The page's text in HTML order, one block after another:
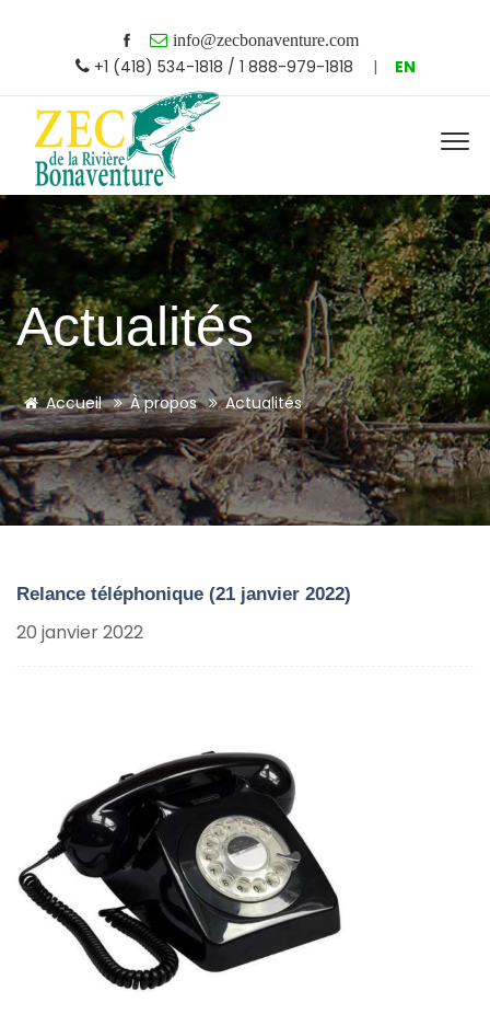
info@zecbonaventure.com
+1 (418) 534-1818 / 1 888-979-1818 | EN
Actualités
Accueil À propos Actualités
Relance téléphonique (21 janvier 2022)
20 janvier 2022